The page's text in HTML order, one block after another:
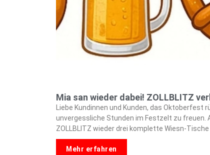
Mia san wieder dabei! ZOLLBLITZ
Liebe Kundinnen und Kunden, das
unvergessliche Stunden im Festzelt zu freuen.
ZOLLBLITZ wieder drei komplette Wiesn-
Mehr erfahren